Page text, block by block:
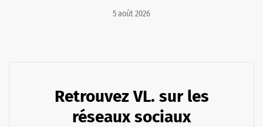
5 août 2026
Retrouvez VL. sur les
réseaux sociaux